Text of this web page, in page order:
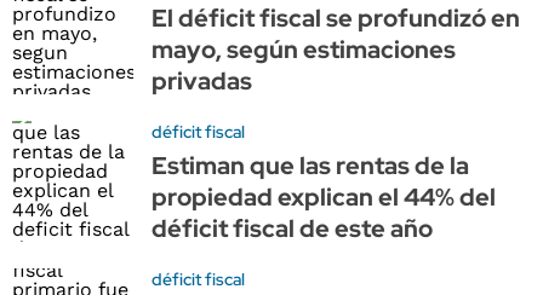
El déficit fiscal se profundizó en
mayo, según estimaciones
privadas
déficit fiscal
Estiman que las rentas de la
propiedad explican el 44% del
déficit fiscal de este año
déficit fiscal